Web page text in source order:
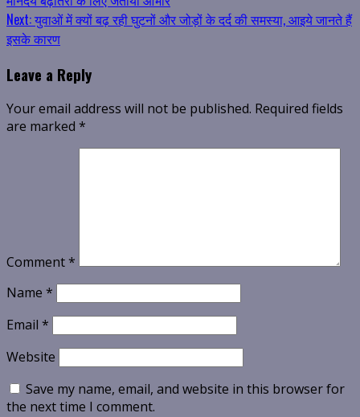
Reading
Next:युवाओं में क्यों बढ़ रही घुटनों और जोड़ों के दर्द की समस्या, आइये जानते हैं
इसके कारण
Leave a Reply
Your email address will not be published. Required fields
are marked *
Comment*
Name *
Email *
Website
Save my name, email, and website in this browser for
the next time I comment.